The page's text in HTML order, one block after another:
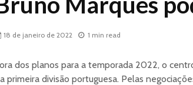
18 de janeiro de 2022 1 min read
dos planos para a temporada 2022, o
primeira divisão portuguesa. Pelas